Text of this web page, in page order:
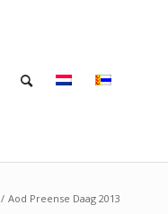
/ Aod Preense Daag 2013